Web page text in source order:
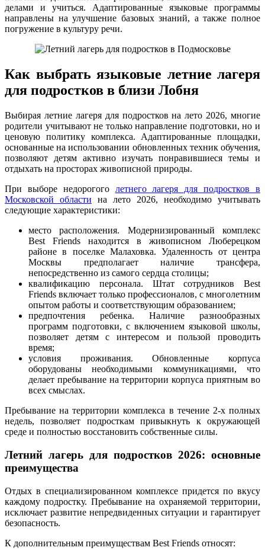
делами и учиться. Адаптированные языковые программы
направлены на улучшение базовых знаний, а также полное
погружение в культуру речи.
Как выбрать языковые летние лагеря
для подростков в близи Лобня
Выбирая летние лагеря для подростков на лето 2026, многие
родители учитывают не только направление подготовки, но и
ценовую политику комплекса. Адаптированные площадки,
основанные на использовании обновленных техник обучения,
позволяют детям активно изучать понравившиеся темы и
отдыхать на просторах живописной природы.
При выборе недорогого летнего лагеря для подростков в
Московской области на лето 2026, необходимо учитывать
следующие характеристики:
место расположения. Модернизированный комплекс
Best Friends находится в живописном Люберецком
районе в поселке Малаховка. Удаленность от центра
Москвы предполагает наличие трансфера,
непосредственно из самого сердца столицы;
квалификацию персонала. Штат сотрудников Best
Friends включает только профессионалов, с многолетним
опытом работы и соответствующим образованием;
предпочтения ребенка. Наличие разнообразных
программ подготовки, с включением языковой школы,
позволяет детям с интересом и пользой проводить
время;
условия проживания. Обновленные корпуса
оборудованы необходимыми коммуникациями, что
делает пребывание на территории корпуса приятным во
всех смыслах.
Пребывание на территории комплекса в течение 2-х полных
недель, позволяет подросткам привыкнуть к окружающей
среде и полностью восстановить собственные силы.
Летний лагерь для подростков 2026: основные
преимущества
Отдых в специализированном комплексе придется по вкусу
каждому подростку. Пребывание на охраняемой территории,
исключает развитие непредвиденных ситуации и гарантирует
безопасность.
К дополнительным преимуществам Best Friends относят: